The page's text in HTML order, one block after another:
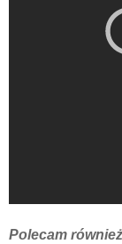
Polecam